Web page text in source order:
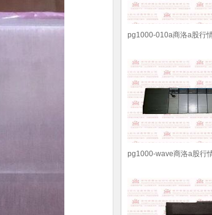
pg1000-010a商洛a股行
pg1000-wave商洛a股行